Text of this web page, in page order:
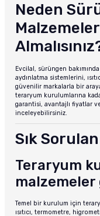
Neden
Evcilal, sürüngen
aydınlatma sistemlerini,
güvenilir markalarla bir
teraryum kurulumlarına
garantisi, avantajlı fiyatlar
inceleyebilirsiniz.
Sık
Teraryum
Temel bir kurulum için
ısıtıcı, termometre,